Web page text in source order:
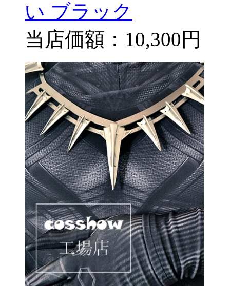
い ブラック
当店価額： 10,300円